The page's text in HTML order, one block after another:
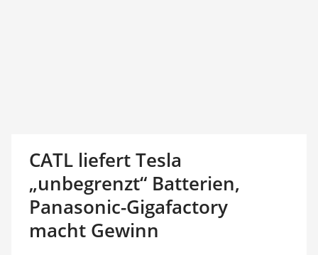
CATL liefert Tesla
„unbegrenzt“ Batterien,
Panasonic-Gigafactory
macht Gewinn